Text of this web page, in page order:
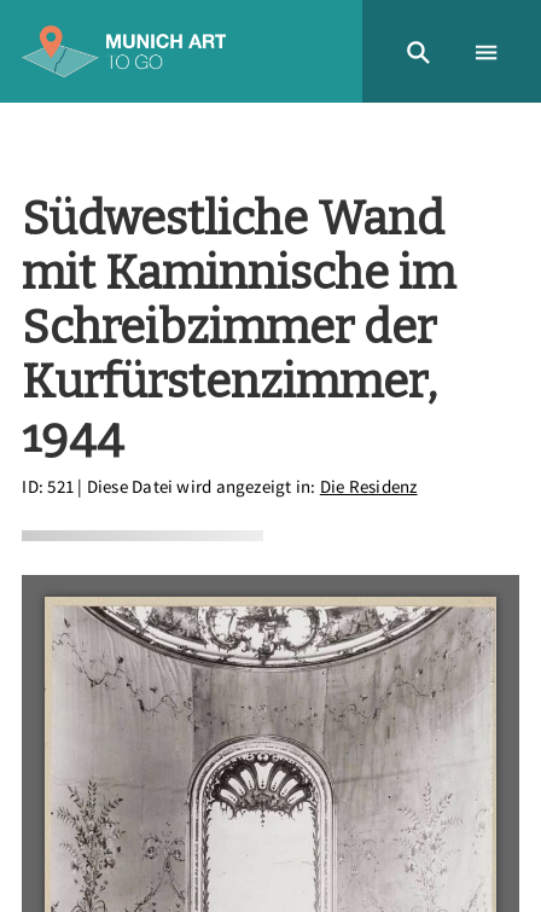
Südwestliche Wand
mit Kaminnische im
Schreibzimmer der
Kurfürstenzimmer,
1944
ID: 521 | Diese Datei wird angezeigt in: Die Residenz